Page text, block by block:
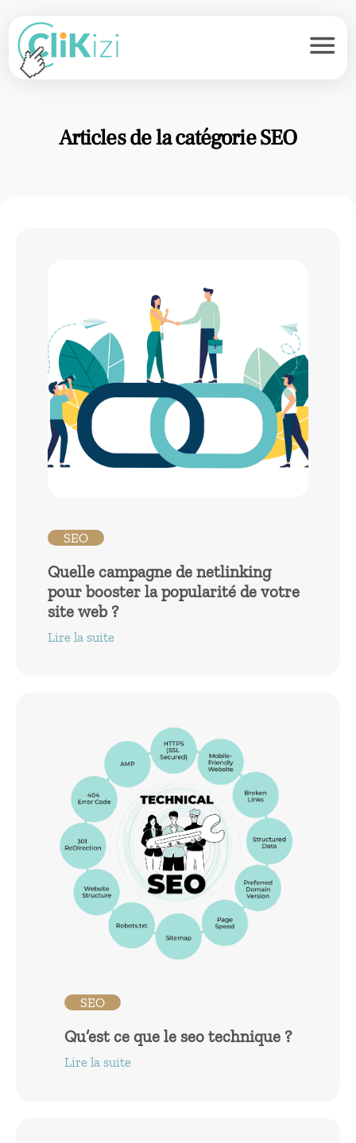
menu
Articles de la catégorie SEO
SEO
Quelle campagne de netlinking
pour booster la popularité de votre
site web ?
Lire la suite
SEO
Qu’est ce que le seo technique ?
Lire la suite